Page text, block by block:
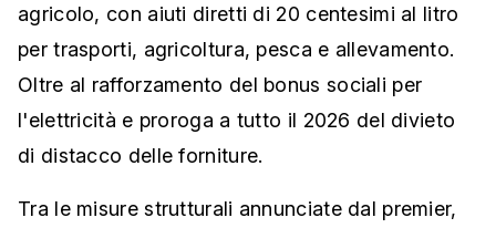
agricolo, con aiuti diretti di 20 centesimi al litro
per trasporti, agricoltura, pesca e allevamento.
Oltre al rafforzamento del bonus sociali per
l'elettricità e proroga a tutto il 2026 del divieto
di distacco delle forniture.
Tra le misure strutturali annunciate dal premier,